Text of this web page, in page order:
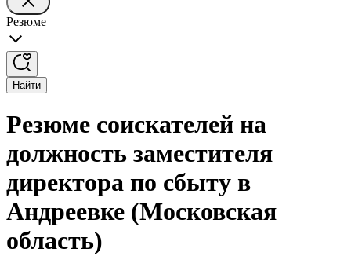
Резюме
Найти
Резюме соискателей на
должность заместителя
директора по сбыту в
Андреевке (Московская
область)